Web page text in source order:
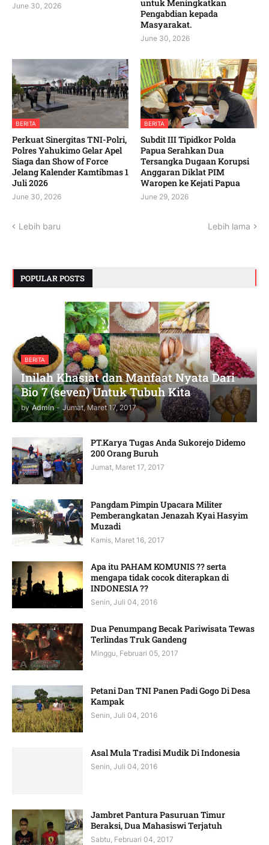
June 30, 2026
untuk Meningkatkan
Pengabdian kepada
Masyarakat. ‎
June 30, 2026
BERITA
‎Perkuat Sinergitas TNI-Polri,
Polres Yahukimo Gelar Apel
Siaga dan Show of Force
Jelang Kalender Kamtibmas 1
Juli 2026 ‎ ‎
June 30, 2026
BERITA
Subdit III Tipidkor Polda
Papua Serahkan Dua
Tersangka Dugaan Korupsi
Anggaran Diklat PIM
Waropen ke Kejati Papua
June 29, 2026
Lebih baru Lebih lama
POPULAR POSTS
BERITA
Inilah Khasiat dan Manfaat Nyata Dari
Bio 7 (seven) Untuk Tubuh Kita
by Admin - Jumat, Maret 17, 2017
PT.Karya Tugas Anda Sukorejo Didemo
200 Orang Buruh
Jumat, Maret 17, 2017
Pangdam Pimpin Upacara Militer
Pemberangkatan Jenazah Kyai Hasyim
Muzadi
Kamis, Maret 16, 2017
Apa itu PAHAM KOMUNIS ?? serta
mengapa tidak cocok diterapkan di
INDONESIA ??
Senin, Juli 04, 2016
Dua Penumpang Becak Pariwisata Tewas
Terlindas Truk Gandeng
Minggu, Februari 05, 2017
Petani Dan TNI Panen Padi Gogo Di Desa
Kampak
Senin, Juli 04, 2016
Asal Mula Tradisi Mudik Di Indonesia
Senin, Juli 04, 2016
Jambret Pantura Pasuruan Timur
Beraksi, Dua Mahasiswi Terjatuh
Sabtu, Februari 04, 2017